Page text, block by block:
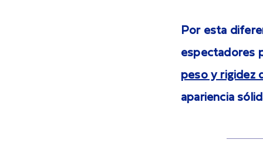
Por esta
espectadores
peso y rigidez
apariencia